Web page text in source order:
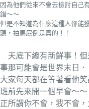
因為他們從來不會去檢討自己
錯～～
但是不知道為什麼這種人卻能
聽，拍馬屁倒是真的！！
天底下總有新鮮事！但
事那可能會是世界末日．
大家每天都在等著看他
班前先來開一個早會～～
正所謂你不會，我不會